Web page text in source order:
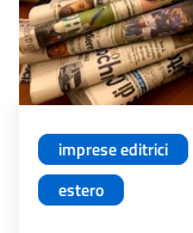
imprese editrici
estero